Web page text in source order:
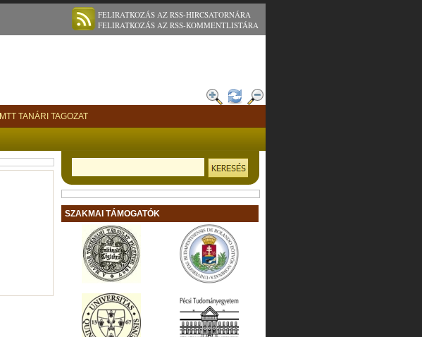
FELIRATKOZÁS AZ RSS-HIRCSATORNÁRA
FELIRATKOZÁS AZ RSS-KOMMENTLISTÁRA
MTT TANÁRI TAGOZAT
SZAKMAI TÁMOGATÓK